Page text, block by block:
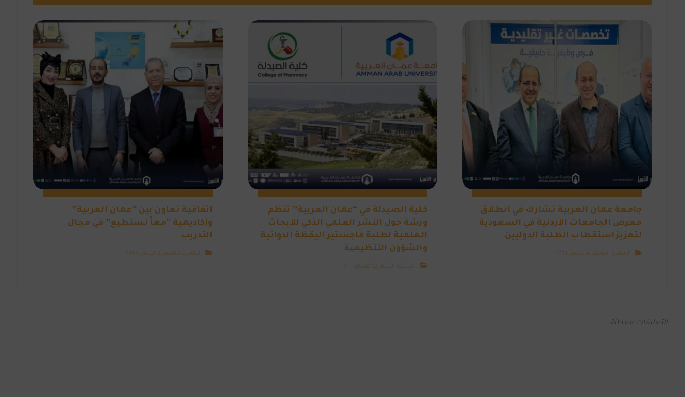
جامعة عمان العربية تشارك في انطلاق
معرض الجامعات الأردنية في السعودية
لتعزيز استقطاب الطلبة الدوليين
النشرة الشهرية لشهر ١ ٢٠٢٦
كلية الصيدلة في “عمان العربية” تنظم
ورشة حول النشر العلمي الذكي للأبحاث
العلمية لطلبة ماجستير اليقظة الدوائية
والشؤون التنظيمية
النشرة الشهرية لشهر ١ ٢٠٢٦
اتفاقية تعاون بين “عمان العربية”
وأكاديمية “معاً نستطيع” في مجال
التدريب
النشرة الشهرية لشهر ١ ٢٠٢٦
التعليقات معطلة.